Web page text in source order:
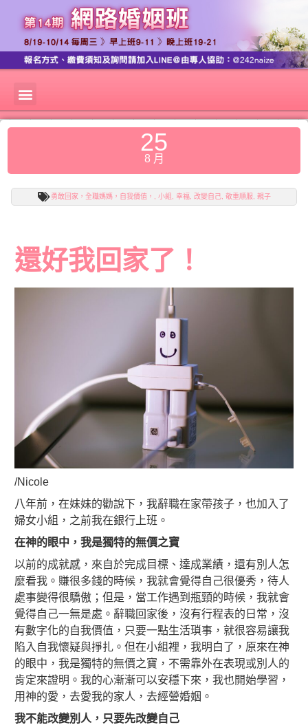
25
8 月
勇敢回家，全職媽媽，自我價值， 小組 幸福, 改變自己, 敬重順服 親子
還好我回家了！
/Nicole
八年前，在妹妹的勸說下，我辭職在家帶孩子，也加入了
婦女小組，之前我在銀行上班。
在神的眼中，我是獨特的無價之寶
以前的成就感，來自於完成目標、達成業績，還有別人怎
麼看我。賺很多錢的時候，我就會覺得自己很優秀，待人
處事變得很驕傲；但是，當工作遇到瓶頸的時候，我就會
覺得自己一無是處。辭職回家後，沒有行程表的日常，沒
有數字化的自我價值，只要一點生活瑣事，就很容易讓我
陷入自我懷疑與掙扎。但在小組裡，我明白了，原來在神
的眼中，我是獨特的無價之寶，不需靠外在表現或別人的
肯定來證明。我的心漸漸可以安穩下來，我也開始學習，
用神的愛，去愛我的家人，去經營婚姻。
我不能改變別人，只要先改變自己